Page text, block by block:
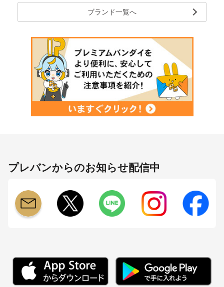
ブランド一覧へ
プレバンからのお知らせ配信中